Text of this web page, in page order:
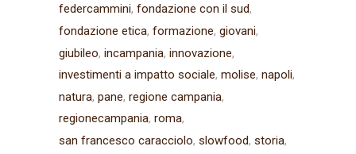
federcammini fondazione con il sud
fondazione etica formazione giovani
giubileo incampania innovazione
investimenti a impatto sociale molise napoli
natura pane regione campania
regionecampania roma
san francesco caracciolo slowfood storia